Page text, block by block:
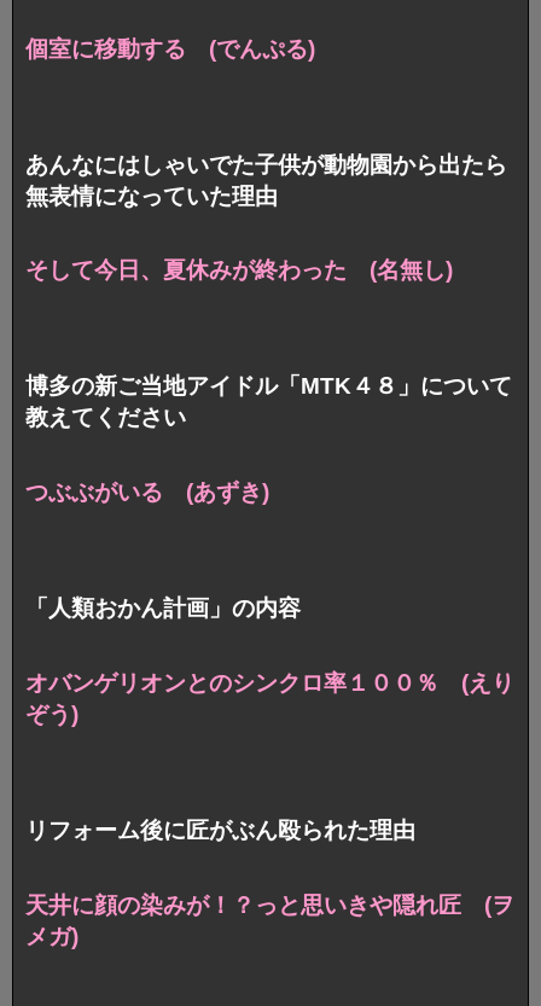
個室に移動する (でんぷる)
あんなにはしゃいでた子供が動物園から出たら
無表情になっていた理由
そして今日、夏休みが終わった (名無し)
博多の新ご当地アイドル「MTK４８」について
教えてください
つぶぶがいる (あずき)
「人類おかん計画」の内容
オバンゲリオンとのシンクロ率１００％ (えり
ぞう)
リフォーム後に匠がぶん殴られた理由
天井に顔の染みが！？っと思いきや隠れ匠 (ヲ
メガ)